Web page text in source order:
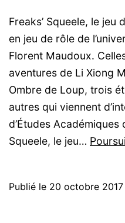
Freaks’ Squeele, le jeu
en jeu de rôle de
Florent Maudoux.
aventures de Li Xiong
Ombre de Loup, trois
autres qui viennent
d’Études Académiques
Squeele, le jeu…
Publié le 20 octobre 2017